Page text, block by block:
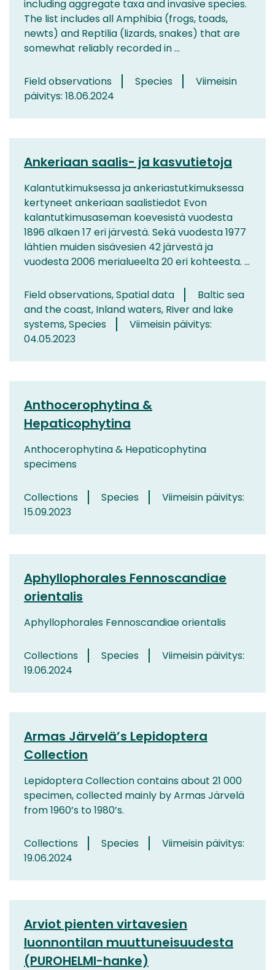
including aggregate taxa and invasive species.
The list includes all Amphibia (frogs, toads,
newts) and Reptilia (lizards, snakes) that are
somewhat reliably recorded in ...
Field observations Species
Viimeisin
päivitys: 18.06.2024
Ankeriaan saalis- ja kasvutietoja
Kalantutkimuksessa ja ankeriastutkimuksessa
kertyneet ankeriaan saalistiedot Evon
kalantutkimusaseman koevesistä vuodesta
1896 alkaen 17 eri järvestä. Sekä vuodesta 1977
lähtien muiden sisävesien 42 järvestä ja
vuodesta 2006 merialueelta 20 eri kohteesta. ...
Field observations, Spatial data
Baltic sea
and the coast, Inland waters, River and lake
systems, Species
Viimeisin päivitys:
04.05.2023
Anthocerophytina &
Hepaticophytina
Anthocerophytina & Hepaticophytina
specimens
Collections Species
Viimeisin päivitys:
15.09.2023
Aphyllophorales Fennoscandiae
orientalis
Aphyllophorales Fennoscandiae orientalis
Collections Species
Viimeisin päivitys:
19.06.2024
Armas Järvelä’s Lepidoptera
Collection
Lepidoptera Collection contains about 21 000
specimen, collected mainly by Armas Järvelä
from 1960’s to 1980’s.
Collections Species
Viimeisin päivitys:
19.06.2024
Arviot pienten virtavesien
luonnontilan muuttuneisuudesta
(PUROHELMI-hanke)